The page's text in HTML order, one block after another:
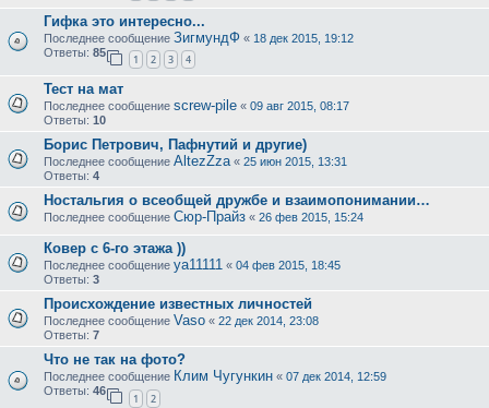
Гифка это интересно...
Последнее сообщение ЗигмундФ « 18 дек 2015, 19:12
Ответы: 85
1 2 3 4
Тест на мат
Последнее сообщение screw-pile « 09 авг 2015, 08:17
Ответы: 10
Борис Петрович, Пафнутий и другие)
Последнее сообщение AltezZza« 25 июн 2015, 13:31
Ответы: 4
Ностальгия о всеобщей дружбе и взаимопонимании…
Последнее сообщение Сюр-Прайз « 26 фев 2015, 15:24
Ковер с 6-го этажа ))
Последнее сообщение ya11111 « 04 фев 2015, 18:45
Ответы: 3
Происхождение известных личностей
Последнее сообщение Vaso « 22 дек 2014, 23:08
Ответы: 7
Что не так на фото?
Последнее сообщение Клим Чугункин « 07 дек 2014, 12:59
Ответы: 46
1 2